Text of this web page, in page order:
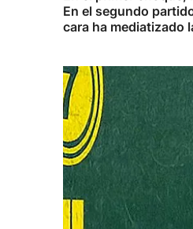
En el segundo
cara ha mediatizado